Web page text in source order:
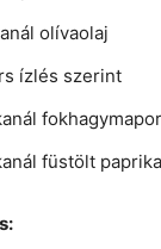
olívaolaj
ízlés szerint
fokhagymapor
füstölt